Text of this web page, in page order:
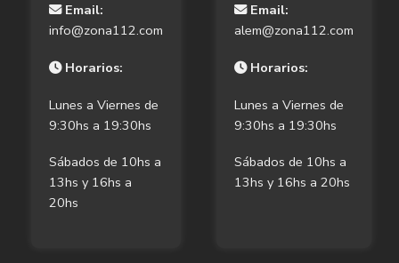
Email:
info@zona112.com
Horarios:
Lunes a Viernes de
9:30hs a 19:30hs
Sábados de 10hs a
13hs y 16hs a
20hs
Email:
alem@zona112.com
Horarios:
Lunes a Viernes de
9:30hs a 19:30hs
Sábados de 10hs a
13hs y 16hs a 20hs